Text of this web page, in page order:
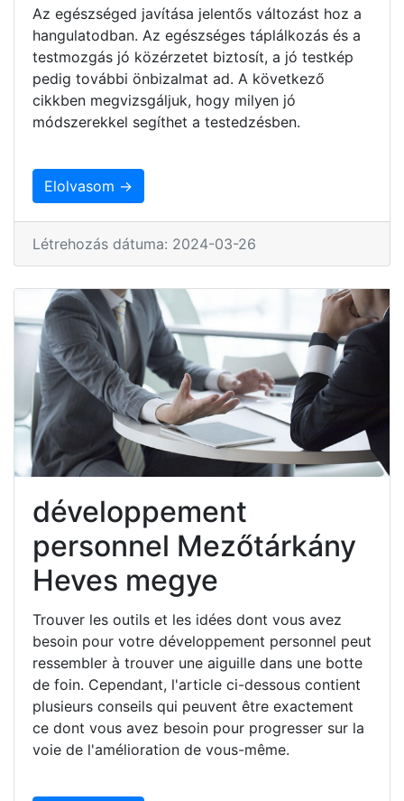
Az egészséged javítása jelentős változást hoz a
hangulatodban. Az egészséges táplálkozás és a
testmozgás jó közérzetet biztosít, a jó testkép
pedig további önbizalmat ad. A következő
cikkben megvizsgáljuk, hogy milyen jó
módszerekkel segíthet a testedzésben.
Elolvasom →
Létrehozás dátuma: 2024-03-26
développement
personnel Mezőtárkány
Heves megye
Trouver les outils et les idées dont vous avez
besoin pour votre développement personnel peut
ressembler à trouver une aiguille dans une botte
de foin. Cependant, l'article ci-dessous contient
plusieurs conseils qui peuvent être exactement
ce dont vous avez besoin pour progresser sur la
voie de l'amélioration de vous-même.